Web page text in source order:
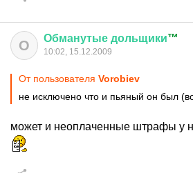
О Обманутые дольщики™
10:02, 15.12.2009
От пользователя Vorobiev
не исключено что и пьяный он был
может и неоплаченные штрафы у